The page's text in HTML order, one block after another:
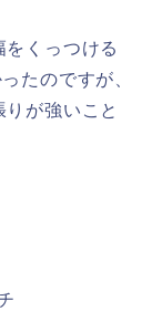
くっつける
たのですが、
が強いこと